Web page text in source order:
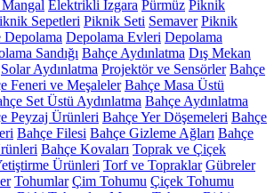
Elektrikli Izgara Pürmüz Piknik
Sepetleri Piknik Seti Semaver Piknik
Depolama Depolama Evleri Depolama
Sandığı Bahçe Aydınlatma Dış Mekan
Solar Aydınlatma Projektör ve Sensörler Bahçe
Feneri ve Meşaleler Bahçe Masa Üstü
Set Üstü Aydınlatma Bahçe Aydınlatma
Peyzaj Ürünleri Bahçe Yer Döşemeleri Bahçe
Bahçe Filesi Bahçe Gizleme Ağları Bahçe
Bahçe Kovaları Toprak ve Çiçek
Ürünleri Torf ve Topraklar Gübreler
Tohumlar Çim Tohumu Çiçek Tohumu